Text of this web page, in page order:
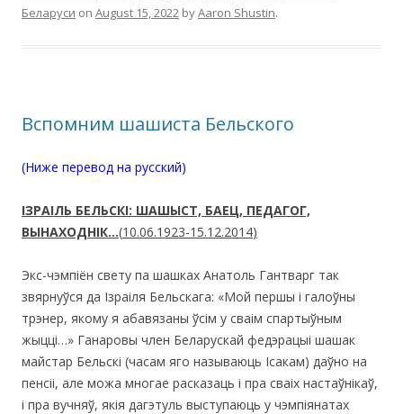
Беларуси on August 15, 2022 byAaron Shustin.
Вспомним шашиста Бельского
(Ниже перевод на русский)
ІЗРАІЛЬ БЕЛЬСКІ: ШАШЫСТ, БАЕЦ, ПЕДАГОГ,
ВЫНАХОДНІК…(10.06.1923-15.12.2014)
Экс-чэмпіён свету па шашках Анатоль Гантварг так
звярнуўся да Ізраіля Бельскага: «Мой першы і галоўны
трэнер, якому я абавязаны ўсім у сваім спартыўным
жыцці…» Ганаровы член Беларускай федэрацыі шашак
майстар Бельскі (часам яго называюць Ісакам) даўно на
пенсіі, але можа многае расказаць і пра сваіх настаўнікаў,
і пра вучняў, якія дагэтуль выступаюць у чэмпіянатах